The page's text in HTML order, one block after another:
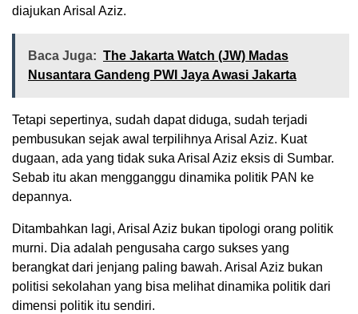
diajukan Arisal Aziz.
Baca Juga: The Jakarta Watch (JW) Madas
Nusantara Gandeng PWI Jaya Awasi Jakarta
Tetapi sepertinya, sudah dapat diduga, sudah terjadi
pembusukan sejak awal terpilihnya Arisal Aziz. Kuat
dugaan, ada yang tidak suka Arisal Aziz eksis di Sumbar.
Sebab itu akan mengganggu dinamika politik PAN ke
depannya.
Ditambahkan lagi, Arisal Aziz bukan tipologi orang politik
murni. Dia adalah pengusaha cargo sukses yang
berangkat dari jenjang paling bawah. Arisal Aziz bukan
politisi sekolahan yang bisa melihat dinamika politik dari
dimensi politik itu sendiri.